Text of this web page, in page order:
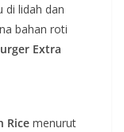
di lidah dan
bahan roti
Extra
Rice menurut